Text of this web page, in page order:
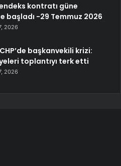
kontratı güne
başladı -29 Temmuz 2026
2026
başkanvekili krizi:
toplantıyı terk etti
2026